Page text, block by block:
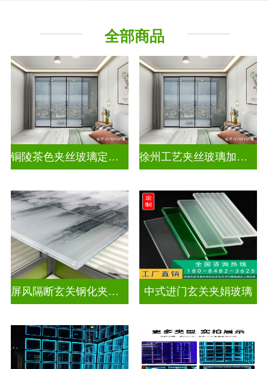
全部商品
铜陵茶色夹丝玻璃定制电话 徐州工艺夹丝玻璃加工企业
屏风隔断玄关钢化夹胶艺术玻璃 中式进门玄关夹娟玻璃